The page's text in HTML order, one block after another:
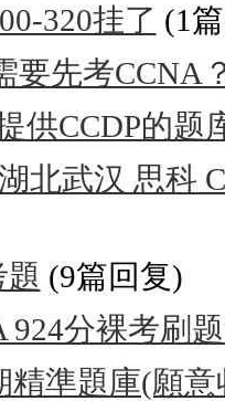
320挂了 (1
要先考CCNA
供CCDP的题
湖北武汉 思科
題 (9篇回复)
924分裸考刷
精準題庫(願